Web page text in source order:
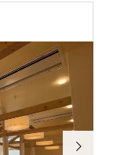
